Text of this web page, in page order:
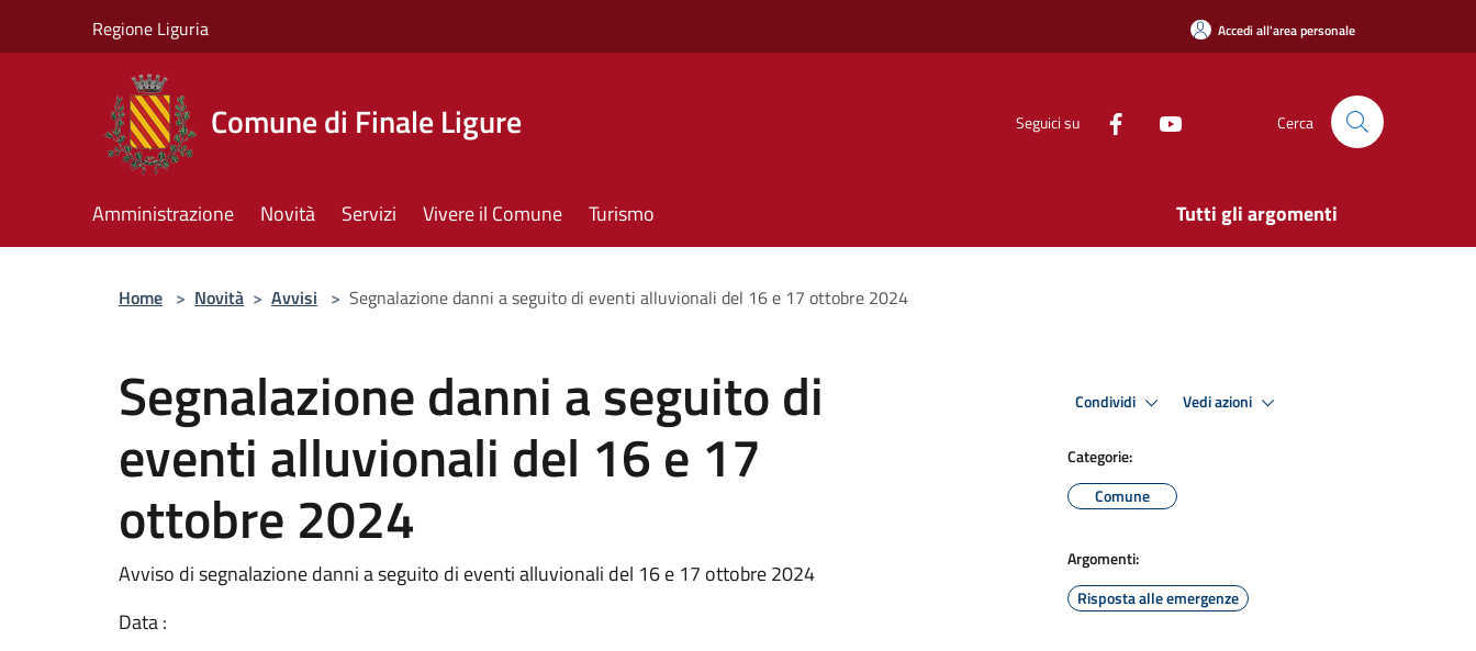
Regione Liguria Accedi all'area personale
Comune di Finale Ligure Seguici su Cerca
Amministrazione Novità Servizi Vivere il Comune Turismo Tutti gli argomenti
Home > Novità > Avvisi > Segnalazione danni a seguito di eventi alluvionali del 16 e 17 ottobre 2024
Segnalazione danni a seguito di
eventi alluvionali del 16 e 17
ottobre 2024
Avviso di segnalazione danni a seguito di eventi alluvionali del 16 e 17 ottobre 2024
Data :
Condividi Vedi azioni
Categorie:
Comune
Argomenti:
Risposta alle emergenze